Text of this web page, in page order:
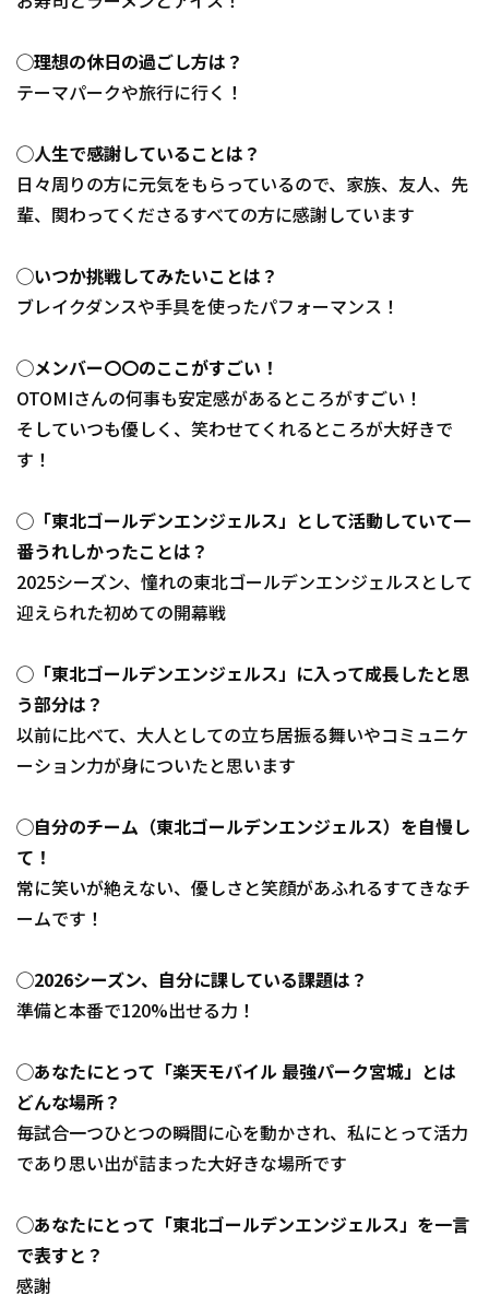
◯理想の休日の過ごし方は？
テーマパークや旅行に行く！
◯人生で感謝していることは？
日々周りの方に元気をもらっているので、家族、友人、先
輩、関わってくださるすべての方に感謝しています
◯いつか挑戦してみたいことは？
ブレイクダンスや手具を使ったパフォーマンス！
◯メンバー〇〇のここがすごい！
OTOMIさんの何事も安定感があるところがすごい！
そしていつも優しく、笑わせてくれるところが大好きで
す！
◯「東北ゴールデンエンジェルス」として活動していて一
番うれしかったことは？
2025シーズン、憧れの東北ゴールデンエンジェルスとして
迎えられた初めての開幕戦
◯「東北ゴールデンエンジェルス」に入って成長したと思
う部分は？
以前に比べて、大人としての立ち居振る舞いやコミュニケ
ーション力が身についたと思います
◯自分のチーム（東北ゴールデンエンジェルス）を自慢し
て！
常に笑いが絶えない、優しさと笑顔があふれるすてきなチ
ームです！
◯2026シーズン、自分に課している課題は？
準備と本番で120%出せる力！
◯あなたにとって「楽天モバイル 最強パーク宮城」とは
どんな場所？
毎試合一つひとつの瞬間に心を動かされ、私にとって活力
であり思い出が詰まった大好きな場所です
◯あなたにとって「東北ゴールデンエンジェルス」を一言
で表すと？
感謝